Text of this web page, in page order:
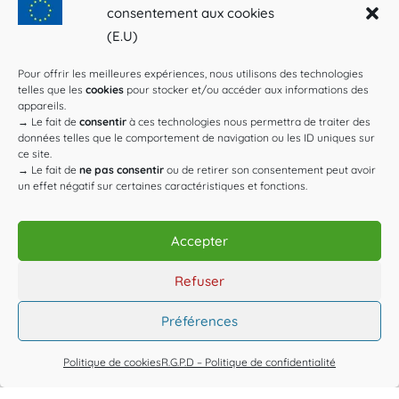
consentement aux cookies
(E.U)
Pour offrir les meilleures expériences, nous utilisons des technologies
telles que les cookies pour stocker et/ou accéder aux informations des
appareils.
→ Le fait de consentir à ces technologies nous permettra de traiter des
données telles que le comportement de navigation ou les ID uniques sur
ce site.
→ Le fait de ne pas consentir ou de retirer son consentement peut avoir
un effet négatif sur certaines caractéristiques et fonctions.
Accepter
Refuser
Préférences
Politique de cookiesR.G.P.D – Politique de confidentialité
21 juillet 2026
16 juillet 2026
Guide de prévention contre les arnaques
10 juillet 2026
© Mairie de Plaines Saint Lange [2025] | Tous droits réservés.